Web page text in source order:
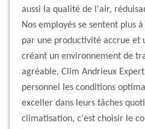
aussi la qualité de l'air,
Nos employés se sentent plus
par une productivité accrue et
créant un environnement de
agréable, Clim Andrieux
personnel les conditions
exceller dans leurs tâches
climatisation, c'est choisir le